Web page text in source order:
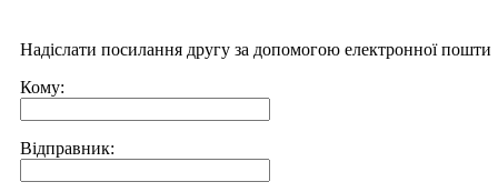
Надіслати посилання другу за допомогою електронної пошти
Кому:
Відправник: